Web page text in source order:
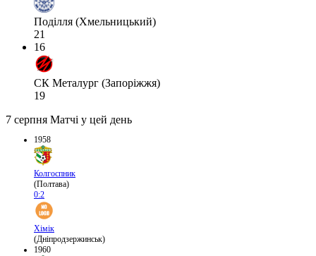
Поділля (Хмельницький)
21
16
СК Металург (Запоріжжя)
19
7 серпня Матчі у цей день
1958
Колгоспник
(Полтава)
0:2
Хімік
(Дніпродзержинськ)
1960